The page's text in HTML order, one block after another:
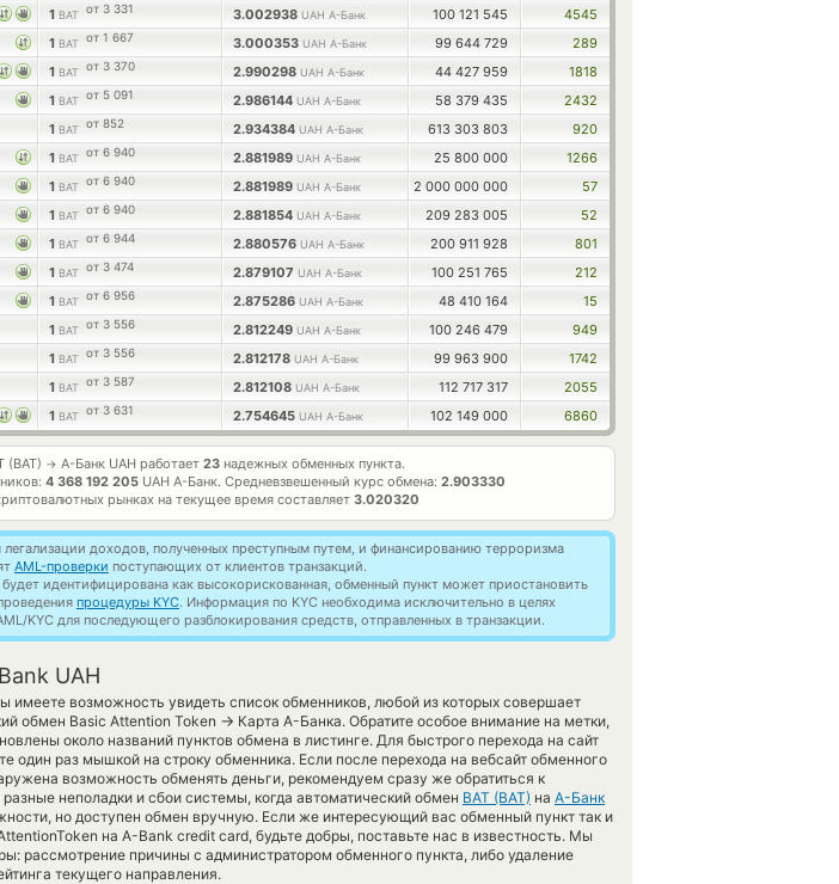
1 BAT от 3 331 3.002938 UAH А-Банк 100 121 545
4545
1 BAT от 1 667 3.000353 UAH А-Банк 99 644 729
289
1 BAT от 3 370 2.990298 UAH А-Банк 44 427 959
1818
1 BAT от 5 091 2.986144 UAH А-Банк 58 379 435
2432
1 BAT от 852 2.934384 UAH А-Банк 613 303 803
920
1 BAT от 6 940 2.881989 UAH А-Банк 25 800 000
1266
1 BAT от 6 940 2.881989 UAH А-Банк 2 000 000 000
57
1 BAT от 6 940 2.881854 UAH А-Банк 209 283 005
52
1 BAT от 6 944 2.880576 UAH А-Банк 200 911 928
801
1 BAT от 3 474 2.879107 UAH А-Банк 100 251 765
212
1 BAT от 6 956 2.875286 UAH А-Банк 48 410 164
15
1 BAT от 3 556 2.812249 UAH А-Банк 100 246 479
949
1 BAT от 3 556 2.812178 UAH А-Банк 99 963 900
1742
1 BAT от 3 587 2.812108 UAH А-Банк 112 717 317
2055
1 BAT от 3 631 2.754645 UAH А-Банк 102 149 000 6860
(BAT) → А-Банк UAH работает 23 надежных обменных пункта.
4 368 192 205 UAH А-Банк. Средневзвешенный курс обмена: 2.903330
рынках на текущее время составляет 3.020320
легализации доходов, полученных преступным путем, и финансированию терроризма
AML-проверки поступающих от клиентов транзакций.
будет идентифицирована как высокорискованная, обменный пункт может приостановить
процедуры KYC. Информация по KYC необходима исключительно в целях
KYC для последующего разблокирования средств, отправленных в транзакции.
UAH
имеете возможность увидеть список обменников, любой из которых совершает
обмен Basic Attention Token → Карта А-Банка. Обратите особое внимание на метки,
около названий пунктов обмена в листинге. Для быстрого перехода на сайт
один раз мышкой на строку обменника. Если после перехода на вебсайт обменного
возможность обменять деньги, рекомендуем сразу же обратиться к
неполадки и сбои системы, когда автоматический обмен BAT (BAT) на А-Банк
но доступен обмен вручную. Если же интересующий вас обменный пункт так и
на A-Bank credit card, будьте добры, поставьте нас в известность. Мы
рассмотрение причины с администратором обменного пункта, либо удаление
текущего направления.